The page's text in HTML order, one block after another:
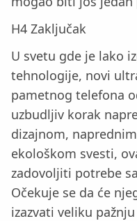
H4 Zaključak
U svetu gde je lako
tehnologije, novi
pametnog telefona
uzbudljiv korak
dizajnom,
ekološkom svesti,
zadovoljiti potrebe
Očekuje se da će
izazvati veliku